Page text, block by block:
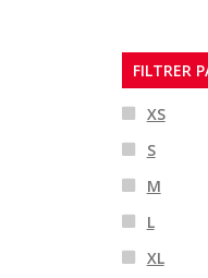
FILTRER
XS
S
M
L
XL